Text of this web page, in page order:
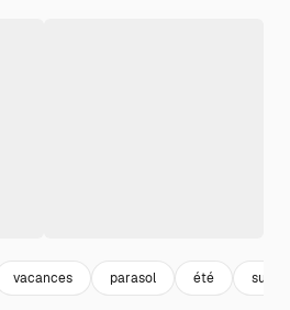
vacances parasol été